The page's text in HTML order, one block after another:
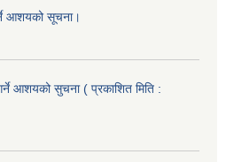
आशयको सूचना।
आशयको सुचना ( प्रकाशित मिति :